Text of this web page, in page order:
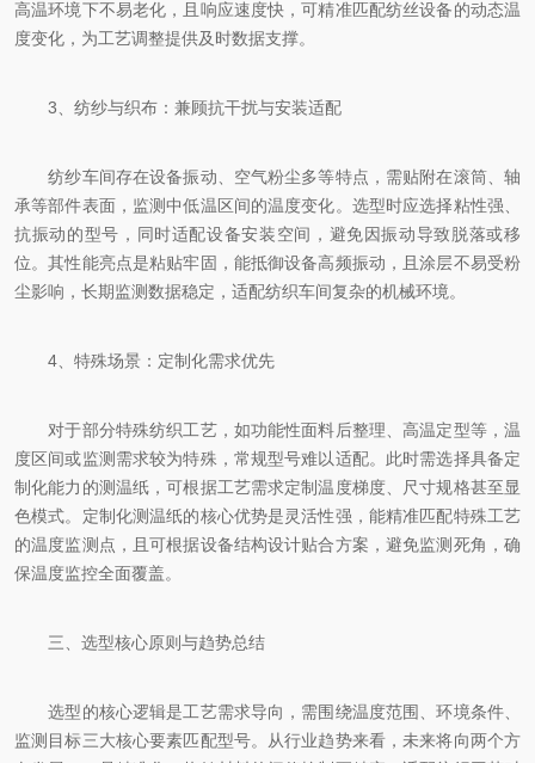
高温环境下不易老化，且响应速度快，可精准匹配纺丝设备的动态温
度变化，为工艺调整提供及时数据支撑。
3、纺纱与织布：兼顾抗干扰与安装适配
纺纱车间存在设备振动、空气粉尘多等特点，需贴附在滚筒、轴
承等部件表面，监测中低温区间的温度变化。选型时应选择粘性强、
抗振动的型号，同时适配设备安装空间，避免因振动导致脱落或移
位。其性能亮点是粘贴牢固，能抵御设备高频振动，且涂层不易受粉
尘影响，长期监测数据稳定，适配纺织车间复杂的机械环境。
4、特殊场景：定制化需求优先
对于部分特殊纺织工艺，如功能性面料后整理、高温定型等，温
度区间或监测需求较为特殊，常规型号难以适配。此时需选择具备定
制化能力的测温纸，可根据工艺需求定制温度梯度、尺寸规格甚至显
色模式。定制化测温纸的核心优势是灵活性强，能精准匹配特殊工艺
的温度监测点，且可根据设备结构设计贴合方案，避免监测死角，确
保温度监控全面覆盖。
三、选型核心原则与趋势总结
选型的核心逻辑是工艺需求导向，需围绕温度范围、环境条件、
监测目标三大核心要素匹配型号。从行业趋势来看，未来将向两个方